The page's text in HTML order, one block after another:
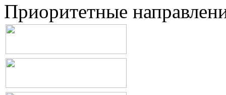
Приоритетные